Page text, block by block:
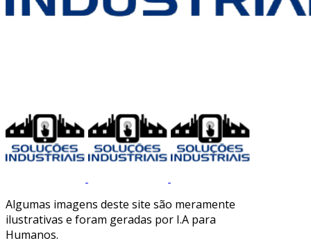
Algumas imagens deste site são meramente
ilustrativas e foram geradas por I.A para
Humanos.